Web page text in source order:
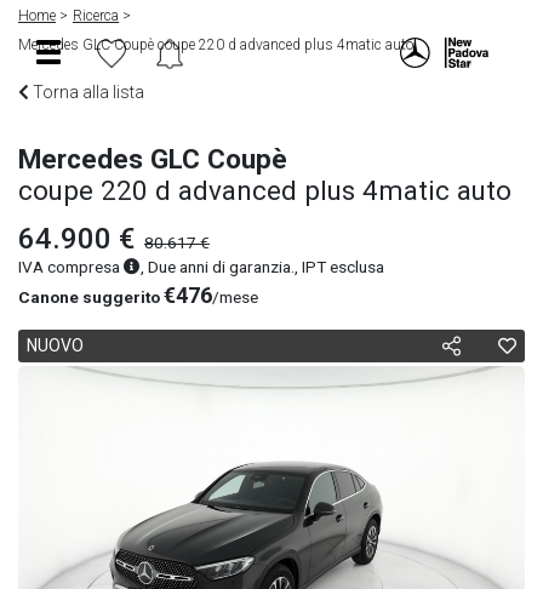
Home
Ricerca
Mercedes GLC Coupè coupe 220 d advanced plus 4matic auto
Torna alla lista
Mercedes GLC Coupè
coupe 220 d advanced plus 4matic auto
64.900 € 80.617 €
IVA compresa
, Due anni di garanzia., IPT esclusa
Canone suggerito€476/mese
NUOVO